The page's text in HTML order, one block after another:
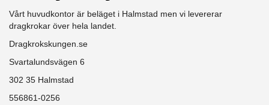
Vårt huvudkontor är beläget i Halmstad men vi levererar
dragkrokar över hela landet.
Dragkrokskungen.se
Svartalundsvägen 6
302 35 Halmstad
556861-0256